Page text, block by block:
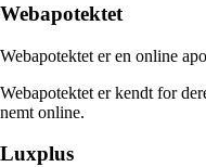
Webapotektet
Webapotektet er en online
Webapotektet er kendt for
nemt online.
Luxplus